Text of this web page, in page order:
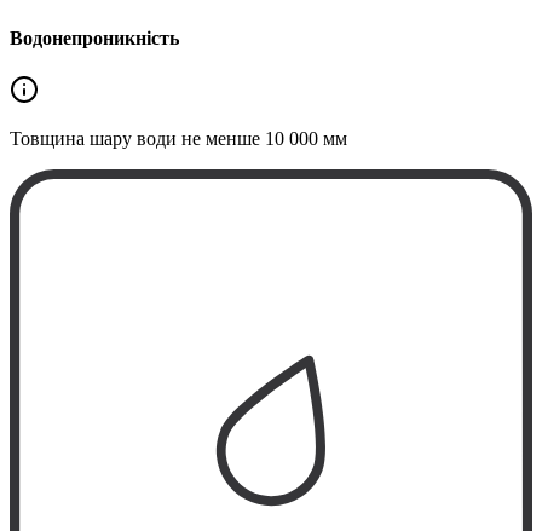
Водонепроникність
Товщина шару води не менше 10 000 мм